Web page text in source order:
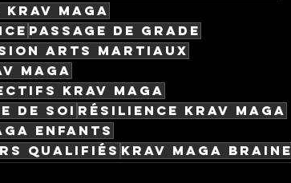
krav maga
passage de grade
arts martiaux
Maga
krav maga
de soi résilience krav maga
enfants
qualifiés krav maga Braine